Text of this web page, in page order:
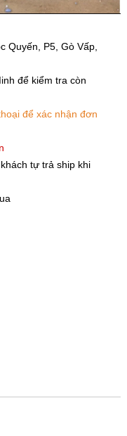
Quyến, P5, Gò Vấp,
để kiểm tra còn
để xác nhận đơn
tự trả ship khi